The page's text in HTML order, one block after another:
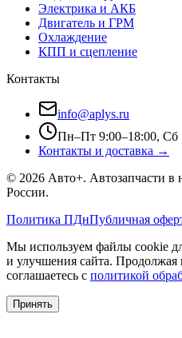
Электрика и АКБ
Двигатель и ГРМ
Охлаждение
КПП и сцепление
Контакты
info@aplys.ru
Пн–Пт 9:00–18:00, Сб
Контакты и доставка →
© 2026 Авто+. Автозапчасти в
России.
Политика ПДнПубличная
Мы используем файлы cookie
и улучшения сайта. Продолжая
соглашаетесь с политикой
Принять